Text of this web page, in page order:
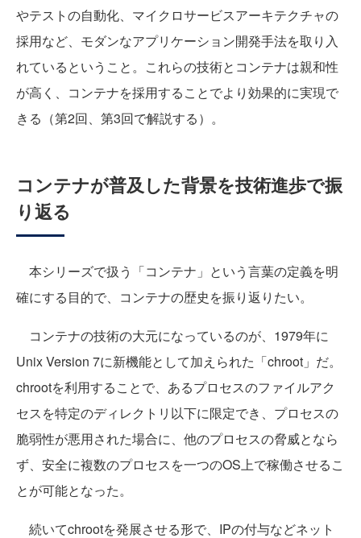
やテストの自動化、マイクロサービスアーキテクチャの
採用など、モダンなアプリケーション開発手法を取り入
れているということ。これらの技術とコンテナは親和性
が高く、コンテナを採用することでより効果的に実現で
きる（第2回、第3回で解説する）。
コンテナが普及した背景を技術進歩で振
り返る
本シリーズで扱う「コンテナ」という言葉の定義を明
確にする目的で、コンテナの歴史を振り返りたい。
コンテナの技術の大元になっているのが、1979年に
Unix Version 7に新機能として加えられた「chroot」だ。
chrootを利用することで、あるプロセスのファイルアク
セスを特定のディレクトリ以下に限定でき、プロセスの
脆弱性が悪用された場合に、他のプロセスの脅威となら
ず、安全に複数のプロセスを一つのOS上で稼働させるこ
とが可能となった。
続いてchrootを発展させる形で、IPの付与などネット